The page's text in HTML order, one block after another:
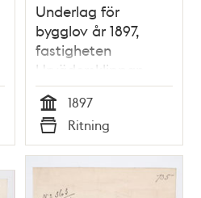
Underlag för
bygglov år 1897,
fastigheten
Urvädersklippan
mindre 2,6
Tid
1897
Typ
Ritning